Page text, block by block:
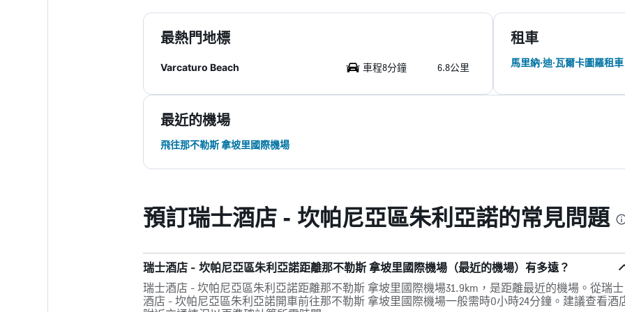
最熱門地標
Varcaturo Beach 車程8分鐘 6.8公里
租車
馬里納·迪·瓦爾卡圖羅租車
最近的機場
飛往那不勒斯 拿坡里國際機場
預訂瑞士酒店 - 坎帕尼亞區朱利亞諾的常見問題
瑞士酒店 - 坎帕尼亞區朱利亞諾距離那不勒斯 拿坡里國際機場（最近的機場）有多遠？
瑞士酒店 - 坎帕尼亞區朱利亞諾距離那不勒斯 拿坡里國際機場31.9km，是距離最近的機場。從瑞士
酒店 - 坎帕尼亞區朱利亞諾開車前往那不勒斯 拿坡里國際機場一般需時0小時24分鐘。建議查看酒